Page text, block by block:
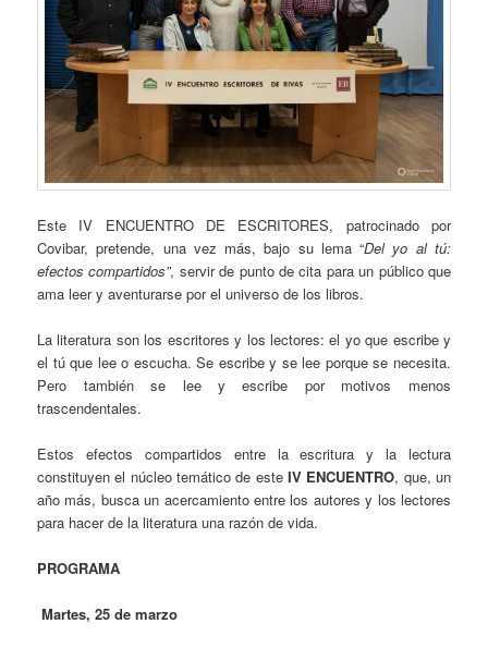
Este IV ENCUENTRO DE ESCRITORES, patrocinado por
Covibar, pretende, una vez más, bajo su lema “Del yo al tú:
efectos compartidos”, servir de punto de cita para un público que
ama leer y aventurarse por el universo de los libros.
La literatura son los escritores y los lectores: el yo que escribe y
el tú que lee o escucha. Se escribe y se lee porque se necesita.
Pero también se lee y escribe por motivos menos
trascendentales.
Estos efectos compartidos entre la escritura y la lectura
constituyen el núcleo temático de este IV ENCUENTRO, que, un
año más, busca un acercamiento entre los autores y los lectores
para hacer de la literatura una razón de vida.
PROGRAMA
Martes, 25 de marzo